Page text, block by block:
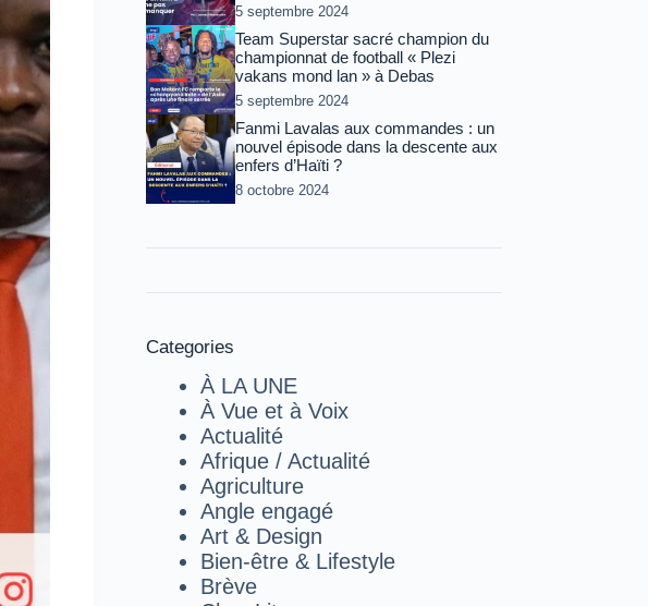
5 septembre 2024
Team Superstar sacré champion du
championnat de football « Plezi
vakans mond lan » à Debas
5 septembre 2024
Fanmi Lavalas aux commandes : un
nouvel épisode dans la descente aux
enfers d’Haïti ?
8 octobre 2024
Categories
À LA UNE
À Vue et à Voix
Actualité
Afrique / Actualité
Agriculture
Angle engagé
Art & Design
Bien-être & Lifestyle
Brève